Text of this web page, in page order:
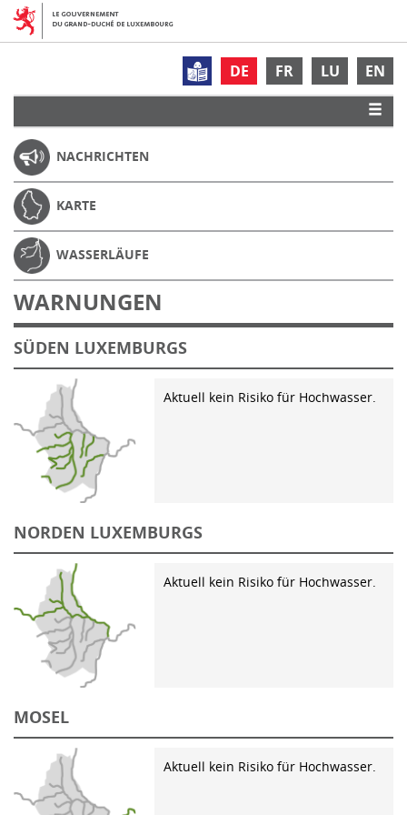
DE FR LU EN
NACHRICHTEN
KARTE
WASSERLÄUFE
WARNUNGEN
SÜDEN LUXEMBURGS
Aktuell kein Risiko für Hochwasser.
NORDEN LUXEMBURGS
Aktuell kein Risiko für Hochwasser.
MOSEL
Aktuell kein Risiko für Hochwasser.